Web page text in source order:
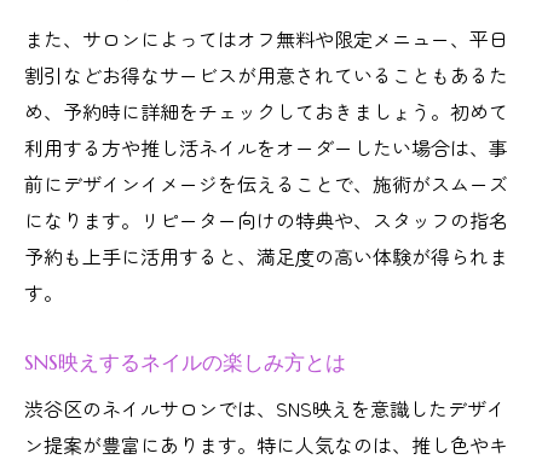
また、サロンによってはオフ無料や限定メニュー、平日
割引などお得なサービスが用意されていることもあるた
め、予約時に詳細をチェックしておきましょう。初めて
利用する方や推し活ネイルをオーダーしたい場合は、事
前にデザインイメージを伝えることで、施術がスムーズ
になります。リピーター向けの特典や、スタッフの指名
予約も上手に活用すると、満足度の高い体験が得られま
す。
SNS映えするネイルの楽しみ方とは
渋谷区のネイルサロンでは、SNS映えを意識したデザイ
ン提案が豊富にあります。特に人気なのは、推し色やキ